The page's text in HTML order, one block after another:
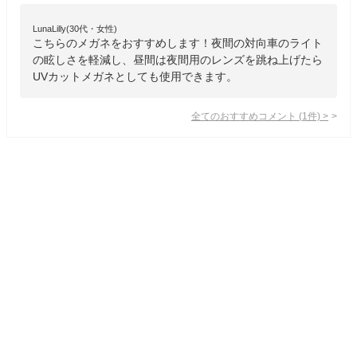
LunaLilly(30代・女性)
こちらのメガネをおすすめします！夜間の対向車のライト
の眩しさを軽減し、昼間は夜間用のレンズを跳ね上げたら
UVカットメガネとしても使用できます。
全てのおすすめコメント (1 件) >